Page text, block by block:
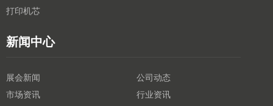
打印机芯
新闻中心
展会新闻
公司动态
市场资讯
行业资讯